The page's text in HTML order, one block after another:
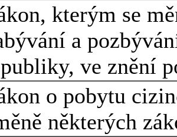
kterým se
a
ve znění
o pobytu
některých